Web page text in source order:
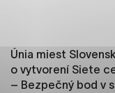
Únia miest
o vytvorení Siete
– Bezpečný bod v
ako je navigácia
zabezpečeným
fungovať.
Analytické